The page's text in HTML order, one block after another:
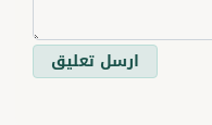
ارسل تعليق